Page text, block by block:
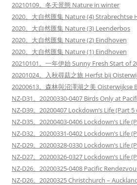
20210109。冬天景態 Nature in winter
2020。大自然匯集 Nature (4) Strabrechtse
2020。大自然匯集 Nature (3) Leenderbos
2020。大自然匯集 Nature (2) Eindhoven
2020。大自然匯集 Nature (1) Eindhoven
20210101。一年伊始 Sunny Fresh Start of
20201024。入秋尋菇之旅 Herfst bij
20200613。森林與沼澤湖之美 Oisterwijkse
NZ-D31。20200330-0407 Birds Only at
NZ-D39。20200407 Lockdown’s Life (Part 5
NZ-D35。20200403-0406 Lockdown’s Life
NZ-D32。20200331-0402 Lockdown’s Life
NZ-D29。20200328-0330 Lockdown’s Life
NZ-D27。20200326-0327 Lockdown’s Life
NZ-D26。20200325-0408 Pacific
NZ-D26。20200325 Christchurch –